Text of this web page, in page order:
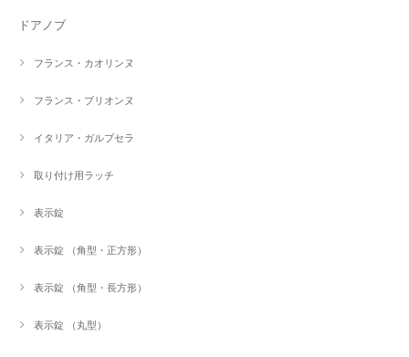
ドアノブ
フランス・カオリンヌ
フランス・ブリオンヌ
イタリア・ガルブセラ
取り付け用ラッチ
表示錠
表示錠 （角型・正方形）
表示錠 （角型・長方形）
表示錠 （丸型）